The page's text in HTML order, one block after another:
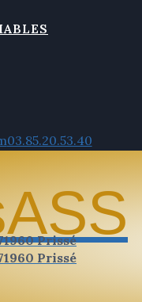
03.85.20.53.40
Prissé
Prissé